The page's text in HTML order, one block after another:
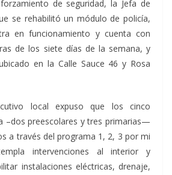
de seguridad, la Jefa de
se rehabilitó un módulo de policía,
en funcionamiento y cuenta con
de los siete días de la semana, y
en la Calle Sauce 46 y Rosa
local expuso que los cinco
–dos preescolares y tres primarias—
a través del programa 1, 2, 3 por mi
intervenciones al interior y
instalaciones eléctricas, drenaje,